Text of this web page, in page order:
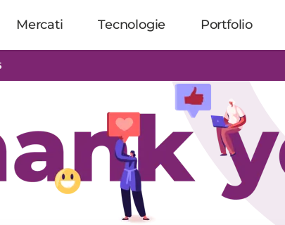
Mercati Tecnologie Portfolio